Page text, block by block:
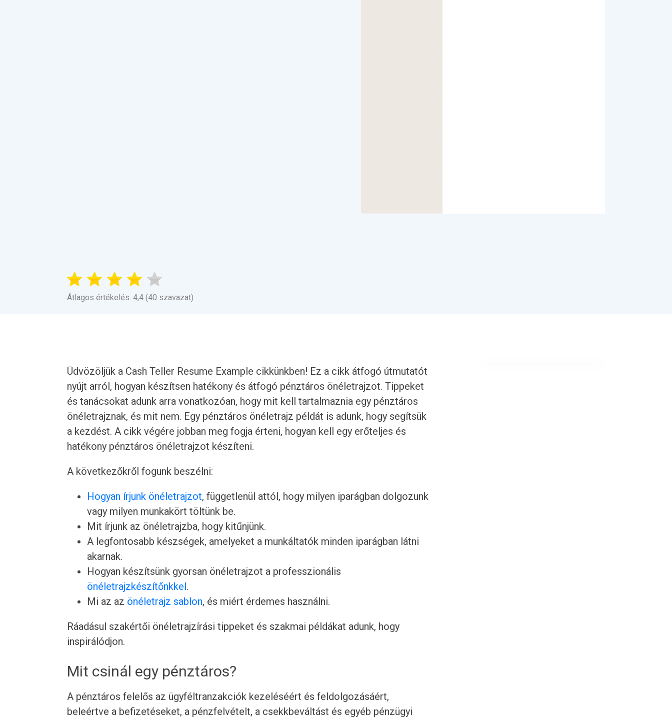
Átlagos értékelés: 4,4 (40 szavazat)
Üdvözöljük a Cash Teller Resume Example cikkünkben! Ez a cikk átfogó útmutatót
nyújt arról, hogyan készítsen hatékony és átfogó pénztáros önéletrajzot. Tippeket
és tanácsokat adunk arra vonatkozóan, hogy mit kell tartalmaznia egy pénztáros
önéletrajznak, és mit nem. Egy pénztáros önéletrajz példát is adunk, hogy segítsük
a kezdést. A cikk végére jobban meg fogja érteni, hogyan kell egy erőteljes és
hatékony pénztáros önéletrajzot készíteni.
A következőkről fogunk beszélni:
Hogyan írjunk önéletrajzot, függetlenül attól, hogy milyen iparágban dolgozunk
vagy milyen munkakört töltünk be.
Mit írjunk az önéletrajzba, hogy kitűnjünk.
A legfontosabb készségek, amelyeket a munkáltatók minden iparágban látni
akarnak.
Hogyan készítsünk gyorsan önéletrajzot a professzionális
önéletrajzkészítőnkkel.
Mi az az önéletrajz sablon, és miért érdemes használni.
Ráadásul szakértői önéletrajzírási tippeket és szakmai példákat adunk, hogy
inspirálódjon.
Mit csinál egy pénztáros?
A pénztáros felelős az ügyféltranzakciók kezeléséért és feldolgozásáért,
beleértve a befizetéseket, a pénzfelvételt, a csekkbeváltást és egyéb pénzügyi